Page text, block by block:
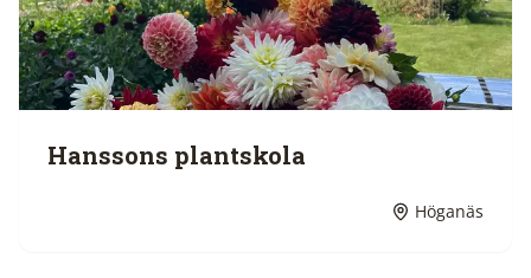
Hanssons plantskola
Höganäs